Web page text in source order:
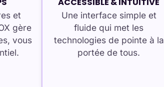
et
gère
vous
Une interface simple et
fluide qui met les
technologies de pointe à la
portée de tous.